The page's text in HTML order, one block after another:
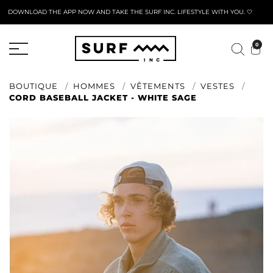
DOWNLOAD THE APP NOW AND TAKE THE SURF INC. LIFESTYLE WITH YOU. 🤍
0
BOUTIQUE HOMMES VÊTEMENTS
VESTES
CORD BASEBALL JACKET - WHITE SAGE
FORMULAIRE DE RETOUR ACTIF